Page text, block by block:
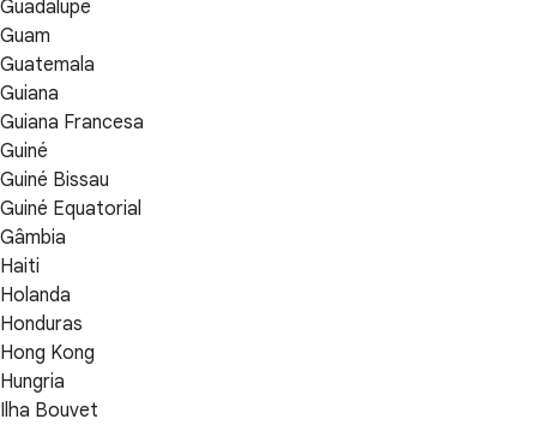
Guadalupe
Guam
Guatemala
Guiana
Guiana Francesa
Guiné
Guiné Bissau
Guiné Equatorial
Gâmbia
Haiti
Holanda
Honduras
Hong Kong
Hungria
Ilha Bouvet